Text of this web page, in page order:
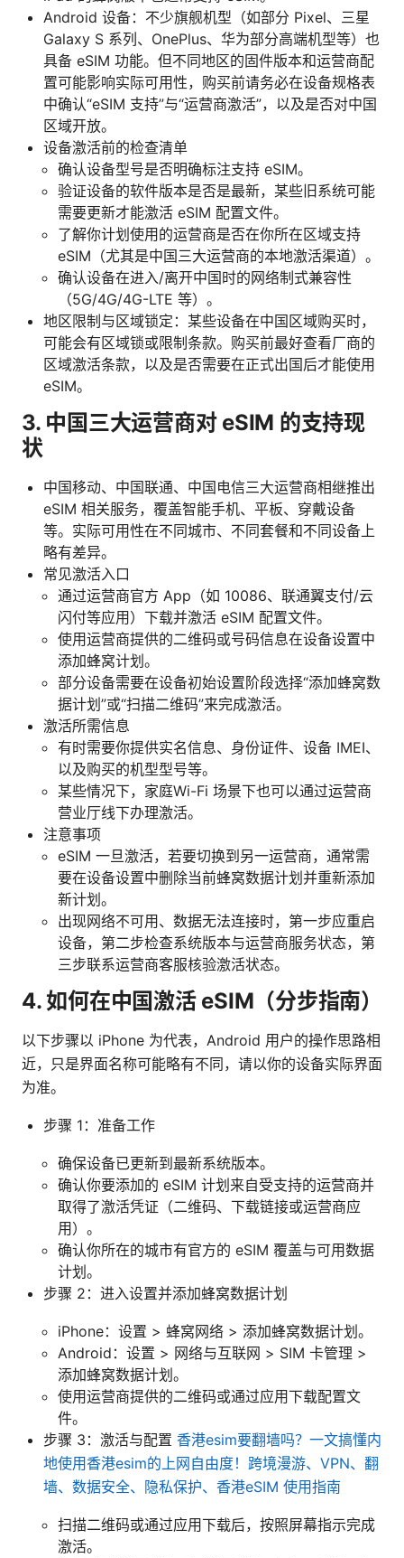
Android 设备：不少旗舰机型（如部分 Pixel、三星
Galaxy S 系列、OnePlus、华为部分高端机型等）也
具备 eSIM 功能。但不同地区的固件版本和运营商配
置可能影响实际可用性，购买前请务必在设备规格表
中确认“eSIM 支持”与“运营商激活”，以及是否对中国
区域开放。
设备激活前的检查清单
确认设备型号是否明确标注支持 eSIM。
验证设备的软件版本是否是最新，某些旧系统可能
需要更新才能激活 eSIM 配置文件。
了解你计划使用的运营商是否在你所在区域支持
eSIM（尤其是中国三大运营商的本地激活渠道）。
确认设备在进入/离开中国时的网络制式兼容性
（5G/4G/4G-LTE 等）。
地区限制与区域锁定：某些设备在中国区域购买时，
可能会有区域锁或限制条款。购买前最好查看厂商的
区域激活条款，以及是否需要在正式出国后才能使用
eSIM。
3. 中国三大运营商对 eSIM 的支持现
状
中国移动、中国联通、中国电信三大运营商相继推出
eSIM 相关服务，覆盖智能手机、平板、穿戴设备
等。实际可用性在不同城市、不同套餐和不同设备上
略有差异。
常见激活入口
通过运营商官方 App（如 10086、联通翼支付/云
闪付等应用）下载并激活 eSIM 配置文件。
使用运营商提供的二维码或号码信息在设备设置中
添加蜂窝计划。
部分设备需要在设备初始设置阶段选择“添加蜂窝数
据计划”或“扫描二维码”来完成激活。
激活所需信息
有时需要你提供实名信息、身份证件、设备 IMEI、
以及购买的机型型号等。
某些情况下，家庭Wi-Fi 场景下也可以通过运营商
营业厅线下办理激活。
注意事项
eSIM 一旦激活，若要切换到另一运营商，通常需
要在设备设置中删除当前蜂窝数据计划并重新添加
新计划。
出现网络不可用、数据无法连接时，第一步应重启
设备，第二步检查系统版本与运营商服务状态，第
三步联系运营商客服核验激活状态。
4. 如何在中国激活 eSIM（分步指南）
以下步骤以 iPhone 为代表，Android 用户的操作思路相
近，只是界面名称可能略有不同，请以你的设备实际界面
为准。
步骤 1：准备工作
确保设备已更新到最新系统版本。
确认你要添加的 eSIM 计划来自受支持的运营商并
取得了激活凭证（二维码、下载链接或运营商应
用）。
确认你所在的城市有官方的 eSIM 覆盖与可用数据
计划。
步骤 2：进入设置并添加蜂窝数据计划
iPhone：设置 > 蜂窝网络 > 添加蜂窝数据计划。
Android：设置 > 网络与互联网 > SIM 卡管理 >
添加蜂窝数据计划。
使用运营商提供的二维码或通过应用下载配置文
件。
步骤 3：激活与配置 香港esim要翻墙吗？一文搞懂内
地使用香港esim的上网自由度！跨境漫游、VPN、翻
墙、数据安全、隐私保护、香港eSIM 使用指南
扫描二维码或通过应用下载后，按照屏幕指示完成
激活。